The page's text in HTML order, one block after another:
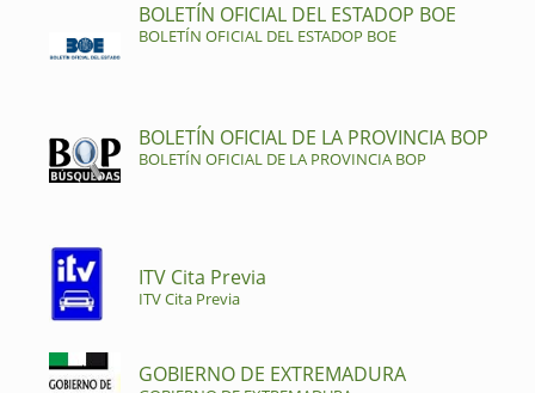
BOLETÍN OFICIAL DEL ESTADOP BOE
BOLETÍN OFICIAL DEL ESTADOP BOE
BOLETÍN OFICIAL DE LA PROVINCIA BOP
BOLETÍN OFICIAL DE LA PROVINCIA BOP
ITV Cita Previa
ITV Cita Previa
GOBIERNO DE EXTREMADURA